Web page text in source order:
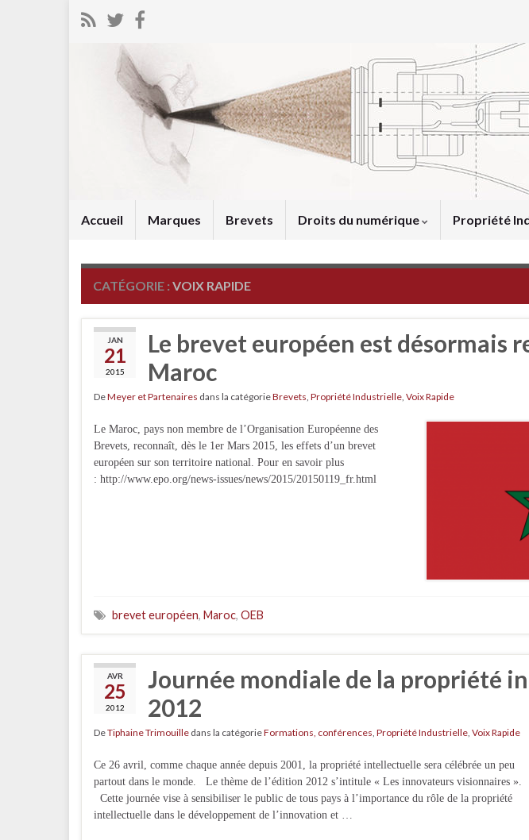
Accueil Marques Brevets Droits du numérique Propriété
CATÉGORIE : VOIX RAPIDE
JAN
21
2015
Le brevet européen est désormais
Maroc
DeMeyer et Partenaires dans la catégorieBrevets, Propriété Industrielle, Voix Rapide
Le Maroc, pays non membre de l’Organisation Européenne des
Brevets, reconnaît, dès le 1er Mars 2015, les effets d’un brevet
européen sur son territoire national. Pour en savoir plus
: http://www.epo.org/news-issues/news/2015/20150119_fr.html
brevet européen, Maroc, OEB
AVR
25
2012
Journée mondiale de la propriété
2012
DeTiphaine Trimouille dans la catégorieFormations, conférences Propriété Industrielle Voix Rapide
Ce 26 avril, comme chaque année depuis 2001, la propriété intellectuelle sera célébrée un peu
partout dans le monde. Le thème de l’édition 2012 s’intitule « Les innovateurs visionnaires ».
Cette journée vise à sensibiliser le public de tous pays à l’importance du rôle de la propriété
intellectuelle dans le développement de l’innovation et …